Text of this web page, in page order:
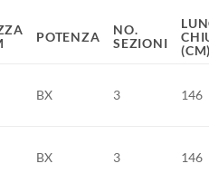
POTENZA
NO.
SEZIONI
BX 3 146
BX 3 146